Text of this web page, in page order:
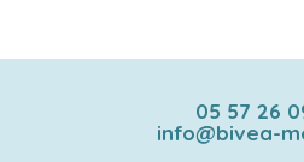
05 57 26
info@bivea-